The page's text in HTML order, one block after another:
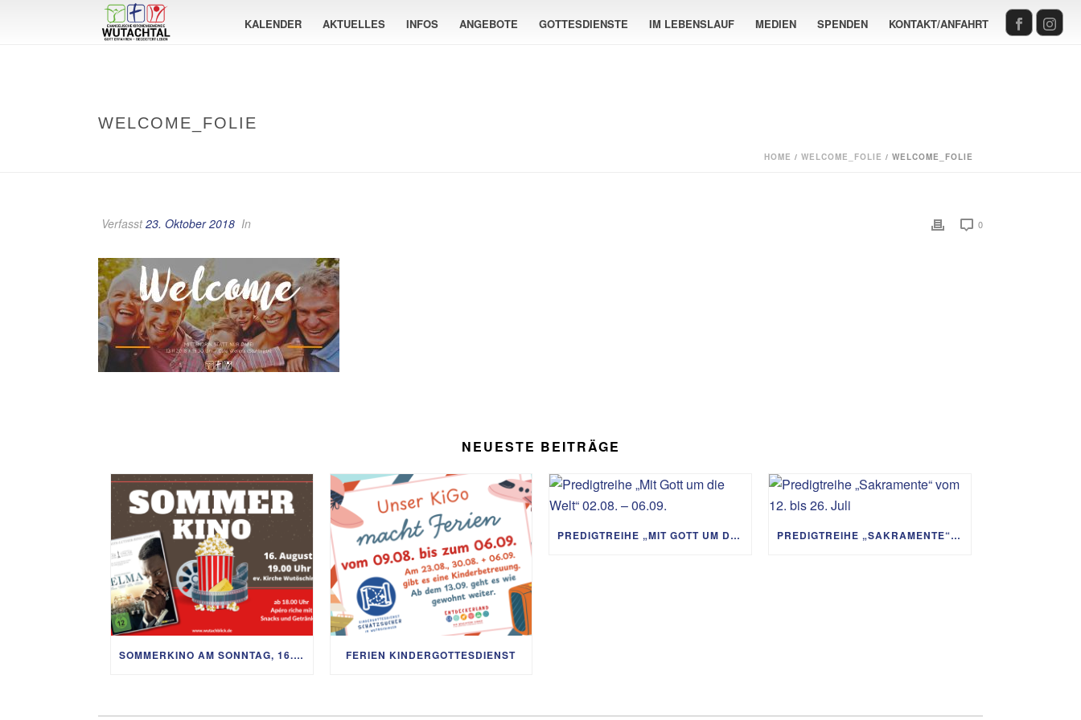
KALENDER AKTUELLES INFOS ANGEBOTE GOTTESDIENSTE IM LEBENSLAUF MEDIEN SPENDEN KONTAKT/ANFAHRT
WELCOME_FOLIE
HOME / WELCOME_FOLIE / WELCOME_FOLIE
Verfasst23. Oktober 2018 In 0
NEUESTE BEITRÄGE
SOMMERKINO AM SONNTAG, 16. AUGUST FERIEN KINDERGOTTESDIENST
PREDIGTREIHE „MIT GOTT UM DIE WELT“ 02.08. – 06.09. PREDIGTREIHE „SAKRAMENTE“ VOM 12. BIS 26. JULI